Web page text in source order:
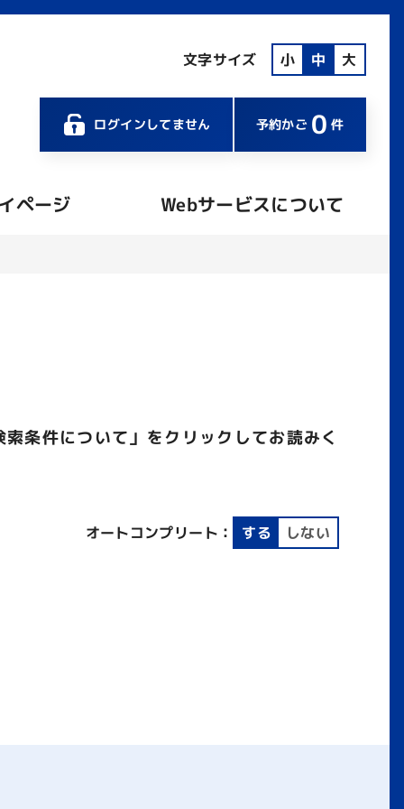
文字サイズ 小 中 大
ログインしてません 予約かご 0 件
ページ Webサービスについて
条件について」をクリックしてお読みく
オートコンプリート： する しない